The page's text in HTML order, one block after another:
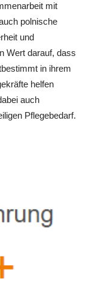
mit
polnische
und
Wert darauf, dass
in ihrem
helfen
auch
Pflegebedarf.